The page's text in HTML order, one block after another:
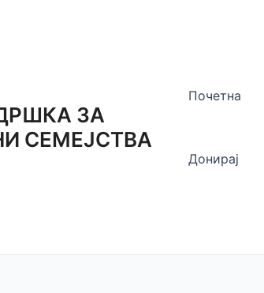
ЗА
СЕМЕЈСТВА
Почетна
Донирај